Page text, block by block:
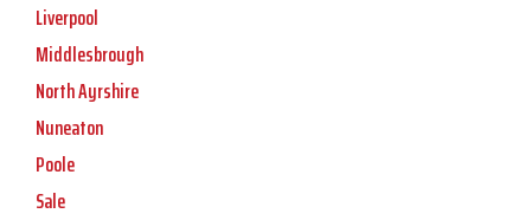
Liverpool
Middlesbrough
North Ayrshire
Nuneaton
Poole
Sale